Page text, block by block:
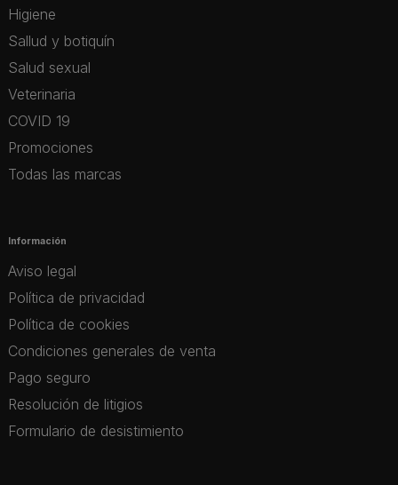
Higiene
Sallud y botiquín
Salud sexual
Veterinaria
COVID 19
Promociones
Todas las marcas
Información
Aviso legal
Política de privacidad
Política de cookies
Condiciones generales de venta
Pago seguro
Resolución de litigios
Formulario de desistimiento